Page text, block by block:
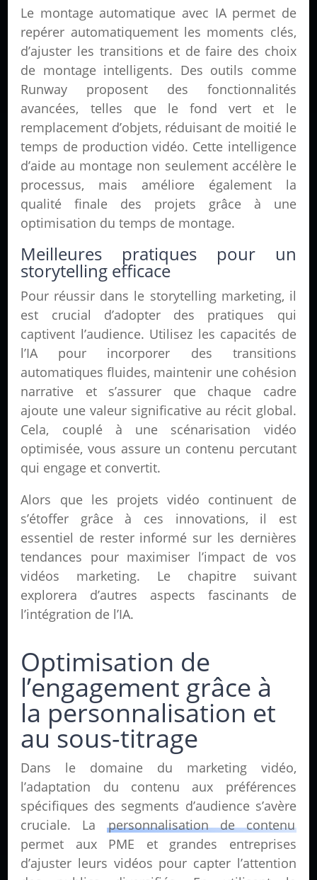
Le montage automatique avec IA permet de
repérer automatiquement les moments clés,
d’ajuster les transitions et de faire des choix
de montage intelligents. Des outils comme
Runway proposent des fonctionnalités
avancées, telles que le fond vert et le
remplacement d’objets, réduisant de moitié le
temps de production vidéo. Cette intelligence
d’aide au montage non seulement accélère le
processus, mais améliore également la
qualité finale des projets grâce à une
optimisation du temps de montage.
Meilleures pratiques pour un
storytelling efficace
Pour réussir dans le storytelling marketing, il
est crucial d’adopter des pratiques qui
captivent l’audience. Utilisez les capacités de
l’IA pour incorporer des transitions
automatiques fluides, maintenir une cohésion
narrative et s’assurer que chaque cadre
ajoute une valeur significative au récit global.
Cela, couplé à une scénarisation vidéo
optimisée, vous assure un contenu percutant
qui engage et convertit.
Alors que les projets vidéo continuent de
s’étoffer grâce à ces innovations, il est
essentiel de rester informé sur les dernières
tendances pour maximiser l’impact de vos
vidéos marketing. Le chapitre suivant
explorera d’autres aspects fascinants de
l’intégration de l’IA.
Optimisation de
l’engagement grâce à
la personnalisation et
au sous-titrage
Dans le domaine du marketing vidéo,
l’adaptation du contenu aux préférences
spécifiques des segments d’audience s’avère
cruciale. Lapersonnalisation de contenu
permet aux PME et grandes entreprises
d’ajuster leurs vidéos pour capter l’attention